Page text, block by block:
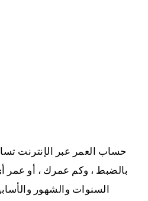
حساب العمر عبر الإنترنت
بالضبط ، وكم عمرك ، أو عمر
السنوات والشهور